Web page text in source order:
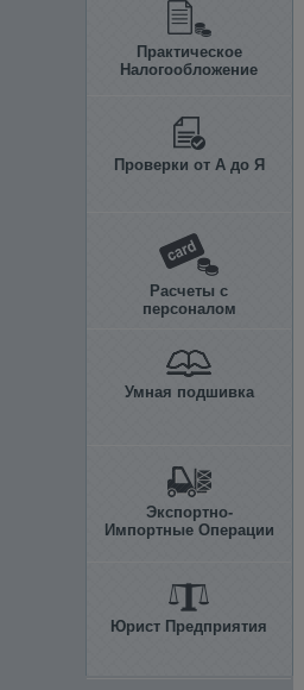
Практическое
Налогообложение
Проверки от А до Я
Расчеты с
персоналом
Умная подшивка
Экспортно-
Импортные Операции
Юрист Предприятия